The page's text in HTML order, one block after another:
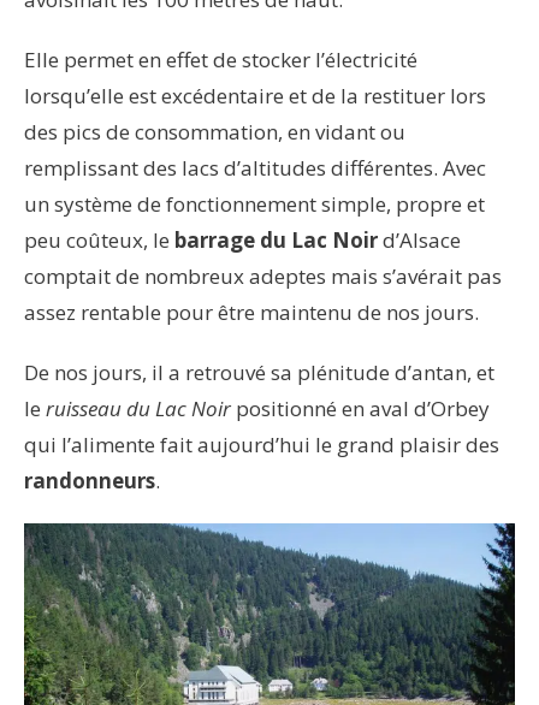
Elle permet en effet de stocker l’électricité
lorsqu’elle est excédentaire et de la restituer lors
des pics de consommation, en vidant ou
remplissant des lacs d’altitudes différentes. Avec
un système de fonctionnement simple, propre et
peu coûteux, le barrage du Lac Noird’Alsace
comptait de nombreux adeptes mais s’avérait pas
assez rentable pour être maintenu de nos jours.
De nos jours, il a retrouvé sa plénitude d’antan, et
le ruisseau du Lac Noir positionné en aval d’Orbey
qui l’alimente fait aujourd’hui le grand plaisir des
randonneurs.